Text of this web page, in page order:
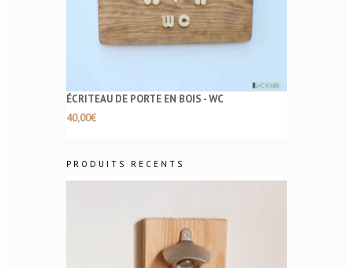
ÉCRITEAU DE PORTE EN BOIS - WC
40,00€
PRODUITS RECENTS